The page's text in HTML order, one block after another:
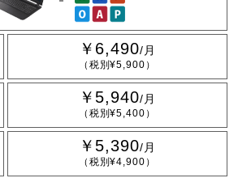
￥6,490/月
（税別¥5,900）
￥5,940/月
（税別¥5,400）
￥5,390/月
（税別¥4,900）